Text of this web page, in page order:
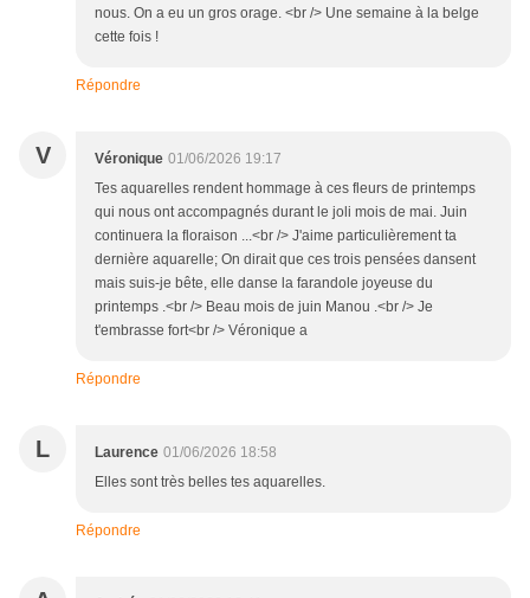
nous. On a eu un gros orage. <br /> Une semaine à la belge
cette fois !
Répondre
V Véronique 01/06/2026 19:17
Tes aquarelles rendent hommage à ces fleurs de printemps
qui nous ont accompagnés durant le joli mois de mai. Juin
continuera la floraison ...<br /> J'aime particulièrement ta
dernière aquarelle; On dirait que ces trois pensées dansent
mais suis-je bête, elle danse la farandole joyeuse du
printemps .<br /> Beau mois de juin Manou .<br /> Je
t'embrasse fort<br /> Véronique a
Répondre
L Laurence 01/06/2026 18:58
Elles sont très belles tes aquarelles.
Répondre